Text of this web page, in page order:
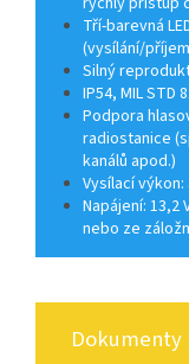
Tří-barevná
(vysílání/
Silný
IP54, MIL STD
Podpora
radiostanice
kanálů apod.)
Vysílací výkon:
Napájení: 13,2
nebo ze
Dokumenty